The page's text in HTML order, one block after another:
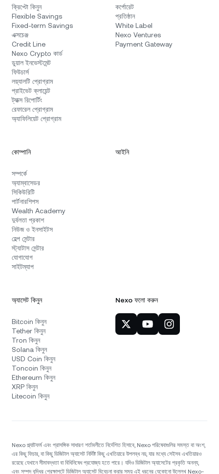
ক্রিপ্টো কিনুন
Flexible Savings
Fixed-term Savings
এক্সচেঞ্জ
Credit Line
Nexo Crypto কার্ড
ডুয়াল ইনভেস্টমেন্ট
ফিউচার্স
লয়্যালটি প্রোগ্রাম
প্রাইভেট ক্লায়েন্ট
ট্যাক্স রিপোর্টিং
রেফারেল প্রোগ্রাম
অ্যাফিলিয়েট প্রোগ্রাম
কর্পোরেট
প্রতিষ্ঠান
White Label
Nexo Ventures
Payment Gateway
কোম্পানি
সম্পর্কে
অ্যাম্বাসেডর
সিকিউরিটি
পার্টনারশিপস
Wealth Academy
দুর্বলতা প্রকাশ
নিউজ ও ইনসাইটস
হেল্প সেন্টার
স্ট্যাটাস সেন্টার
যোগাযোগ
সাইটম্যাপ
আইনি
অ্যাসেট কিনুন
Bitcoin কিনুন
Tether কিনুন
Tron কিনুন
Solana কিনুন
USD Coin কিনুন
Toncoin কিনুন
Ethereum কিনুন
XRP কিনুন
Litecoin কিনুন
Nexo ফলো করুন
Nexo প্ল্যাটফর্ম এবং প্রাসঙ্গিক সাধারণ শর্তাবলীতে নির্দেশিত হিসাবে, Nexo পরিষেবাগুলির সমস্ত বা অংশ,
এর কিছু ফিচার, বা কিছু ডিজিটাল অ্যাসেট নির্দিষ্ট কিছু এখতিয়ারে উপলব্ধ নয়, যার মধ্যে সেইসব এখতিয়ারও
রয়েছে যেখানে সীমাবদ্ধতা বা বিধিনিষেধ প্রযোজ্য হতে পারে। যদিও ডিজিটাল অ্যাসেটের প্রকৃতি অনন্য,
এবং সম্পদ বৃদ্ধির প্রেক্ষাপটে ডিজিটাল অ্যাসেট বিবেচনা করার সময় এই ধরনের যেকোনো উল্লেখ Nexo-